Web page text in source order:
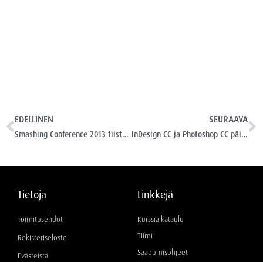
EDELLINEN
Smashing Conference 2013 tiistain ohjelmasta
SEURAAVA
InDesign CC ja Photoshop CC päivittyivät
Tietoja
Toimitusehdot
Rekisteriseloste
Evästeistä
Linkkejä
Kurssiaikataulu
Tiimi
Saapumisohjeet